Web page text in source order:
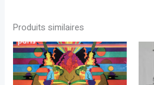
Produits similaires